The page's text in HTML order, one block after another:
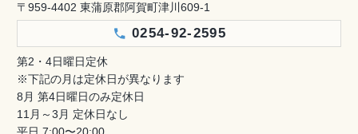
〒959-4402 東蒲原郡阿賀町津川609-1
0254-92-2595
第2・4日曜日定休
※下記の月は定休日が異なります
8月 第4日曜日のみ定休日
11月～3月 定休日なし
平日 7:00〜20:00